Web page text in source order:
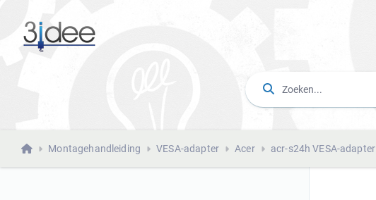
Montagehandleiding VESA-adapter Acer acr-s24h VESA-adapter